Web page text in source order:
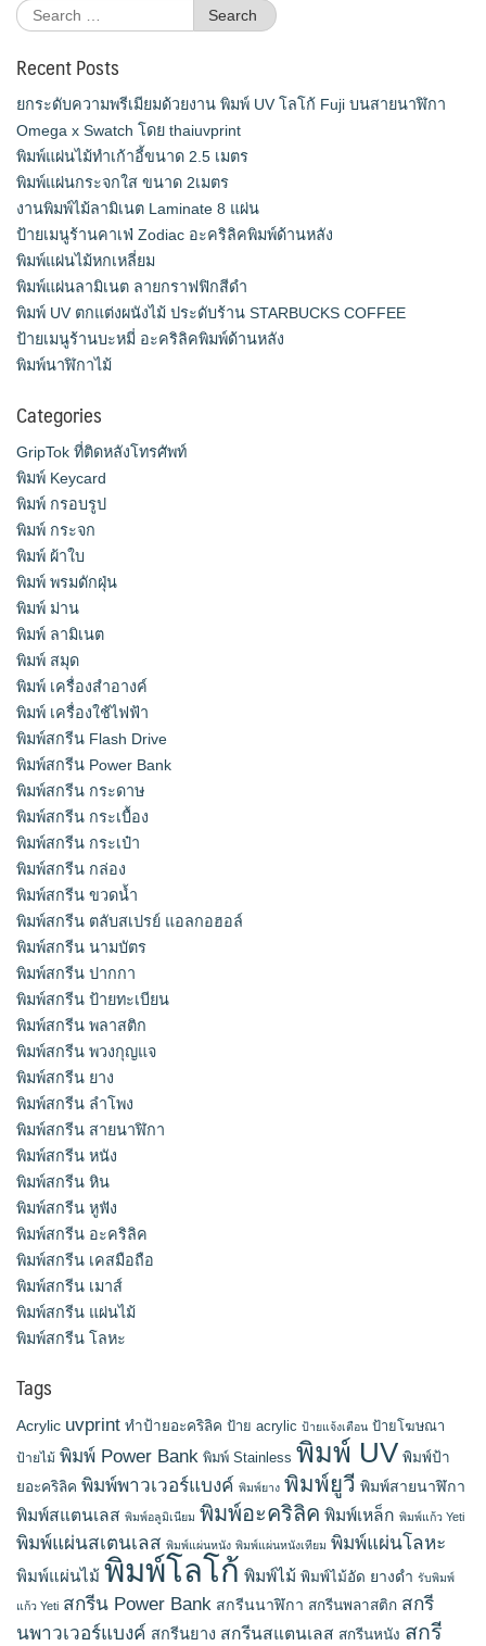
Search
for:
Recent Posts
ยกระดับความพรีเมียมด้วยงาน พิมพ์ UV โลโก้ Fuji บนสายนาฬิกา
Omega x Swatch โดย thaiuvprint
พิมพ์แผ่นไม้ทำเก้าอี้ขนาด 2.5 เมตร
พิมพ์แผ่นกระจกใส ขนาด 2เมตร
งานพิมพ์ไม้ลามิเนต Laminate 8 แผ่น
ป้ายเมนูร้านคาเฟ่ Zodiac อะคริลิคพิมพ์ด้านหลัง
พิมพ์แผ่นไม้หกเหลี่ยม
พิมพ์แผ่นลามิเนต ลายกราฟฟิกสีดำ
พิมพ์ UV ตกแต่งผนังไม้ ประดับร้าน STARBUCKS COFFEE
ป้ายเมนูร้านบะหมี่ อะคริลิคพิมพ์ด้านหลัง
พิมพ์นาฬิกาไม้
Categories
GripTok ที่ติดหลังโทรศัพท์
พิมพ์ Keycard
พิมพ์ กรอบรูป
พิมพ์ กระจก
พิมพ์ ผ้าใบ
พิมพ์ พรมดักฝุ่น
พิมพ์ ม่าน
พิมพ์ ลามิเนต
พิมพ์ สมุด
พิมพ์ เครื่องสําอางค์
พิมพ์ เครื่องใช้ไฟฟ้า
พิมพ์สกรีน Flash Drive
พิมพ์สกรีน Power Bank
พิมพ์สกรีน กระดาษ
พิมพ์สกรีน กระเบื้อง
พิมพ์สกรีน กระเป๋า
พิมพ์สกรีน กล่อง
พิมพ์สกรีน ขวดน้ำ
พิมพ์สกรีน ตลับสเปรย์ แอลกอฮอล์
พิมพ์สกรีน นามบัตร
พิมพ์สกรีน ปากกา
พิมพ์สกรีน ป้ายทะเบียน
พิมพ์สกรีน พลาสติก
พิมพ์สกรีน พวงกุญแจ
พิมพ์สกรีน ยาง
พิมพ์สกรีน ลำโพง
พิมพ์สกรีน สายนาฬิกา
พิมพ์สกรีน หนัง
พิมพ์สกรีน หิน
พิมพ์สกรีน หูฟัง
พิมพ์สกรีน อะคริลิค
พิมพ์สกรีน เคสมือถือ
พิมพ์สกรีน เมาส์
พิมพ์สกรีน แผ่นไม้
พิมพ์สกรีน โลหะ
Tags
Acrylic uvprint ทำป้ายอะคริลิค ป้าย acrylic ป้ายแจ้งเตือน ป้ายโฆษณา
ป้ายไม้ พิมพ์ Power Bank พิมพ์ Stainless พิมพ์ UV พิมพ์ป้า
ยอะคริลิค พิมพ์พาวเวอร์แบงค์ พิมพ์ยาง พิมพ์ยูวี พิมพ์สายนาฬิกา
พิมพ์สแตนเลส พิมพ์อลูมิเนียม พิมพ์อะคริลิค พิมพ์เหล็ก พิมพ์แก้ว Yeti
พิมพ์แผ่นสเตนเลส พิมพ์แผ่นหนัง พิมพ์แผ่นหนังเทียม พิมพ์แผ่นโลหะ
พิมพ์แผ่นไม้ พิมพ์โลโก้ พิมพ์ไม้ พิมพ์ไม้อัด ยางดำ รับพิมพ์
แก้ว Yeti สกรีน Power Bank สกรีนนาฬิกา สกรีนพลาสติก สกรี
นพาวเวอร์แบงค์ สกรีนยาง สกรีนสแตนเลส สกรีนหนัง สกรี